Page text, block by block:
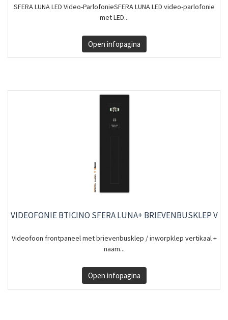
SFERA LUNA LED Video-ParlofonieSFERA LUNA LED video-parlofonie
met LED...
Open infopagina
VIDEOFONIE BTICINO SFERA LUNA+ BRIEVENBUSKLEP V
Videofoon frontpaneel met brievenbusklep / inworpklep vertikaal +
naam...
Open infopagina